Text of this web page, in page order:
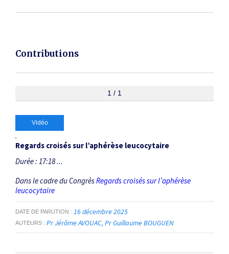
Contributions
1 / 1
Vidéo
Regards croisés sur l’aphérèse leucocytaire
Durée : 17:18 ...
Dans le cadre du CongrèsRegards croisés sur l’aphérèse
leucocytaire
DATE DE PARUTION 16 décembre 2025
AUTEURS Pr Jérôme AVOUAC Pr Guillaume BOUGUEN